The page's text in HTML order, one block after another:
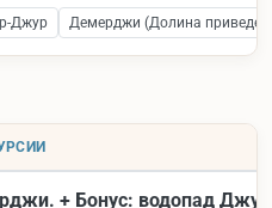
Джур Демерджи (Долина
+ Бонус: водопад